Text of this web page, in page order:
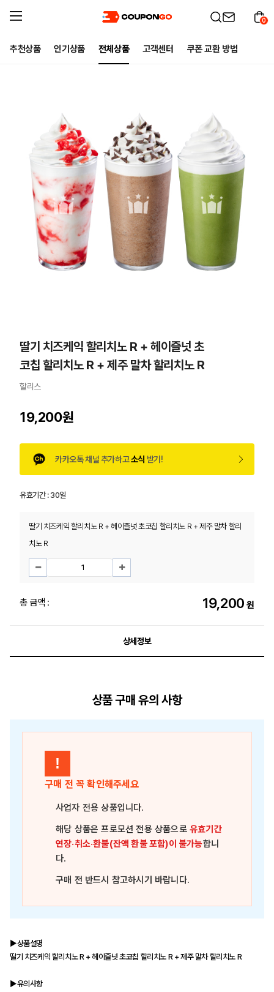
추천상품 인기상품 전체상품 고객센터 쿠폰 교환 방법
0
딸기 치즈케익 할리치노 R + 헤이즐넛 초
코칩 할리치노 R + 제주 말차 할리치노 R
할리스
19,200원
카카오톡 채널 추가하고소식 받기!
유효기간 :30일
딸기 치즈케익 할리치노 R + 헤이즐넛 초코칩 할리치노 R + 제주 말차 할리
치노 R
총 금액 : 19,200 원
상세정보
상품 구매 유의 사항
!
구매 전 꼭 확인해주세요
사업자 전용 상품입니다.
해당 상품은프로모션 전용 상품으로유효기간
연장·취소·환불(잔액 환불 포함)이 불가능합니
다.
구매 전 반드시 참고하시기 바랍니다.
▶상품설명
딸기 치즈케익 할리치노 R + 헤이즐넛 초코칩 할리치노 R + 제주 말차 할리치노 R
▶유의사항